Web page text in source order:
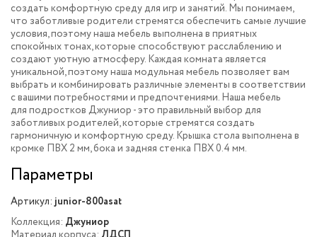
создать комфортную среду для игр и занятий. Мы понимаем,
что заботливые родители стремятся обеспечить самые лучшие
условия, поэтому наша мебель выполнена в приятных
спокойных тонах, которые способствуют расслаблению и
создают уютную атмосферу. Каждая комната является
уникальной, поэтому наша модульная мебель позволяет вам
выбрать и комбинировать различные элементы в соответствии
с вашими потребностями и предпочтениями. Наша мебель
для подростков Джуниор - это правильный выбор для
заботливых родителей, которые стремятся создать
гармоничную и комфортную среду. Крышка стола выполнена в
кромке ПВХ 2 мм, бока и задняя стенка ПВХ 0.4 мм.
Параметры
Артикул: junior-800asat
Коллекция: Джуниор